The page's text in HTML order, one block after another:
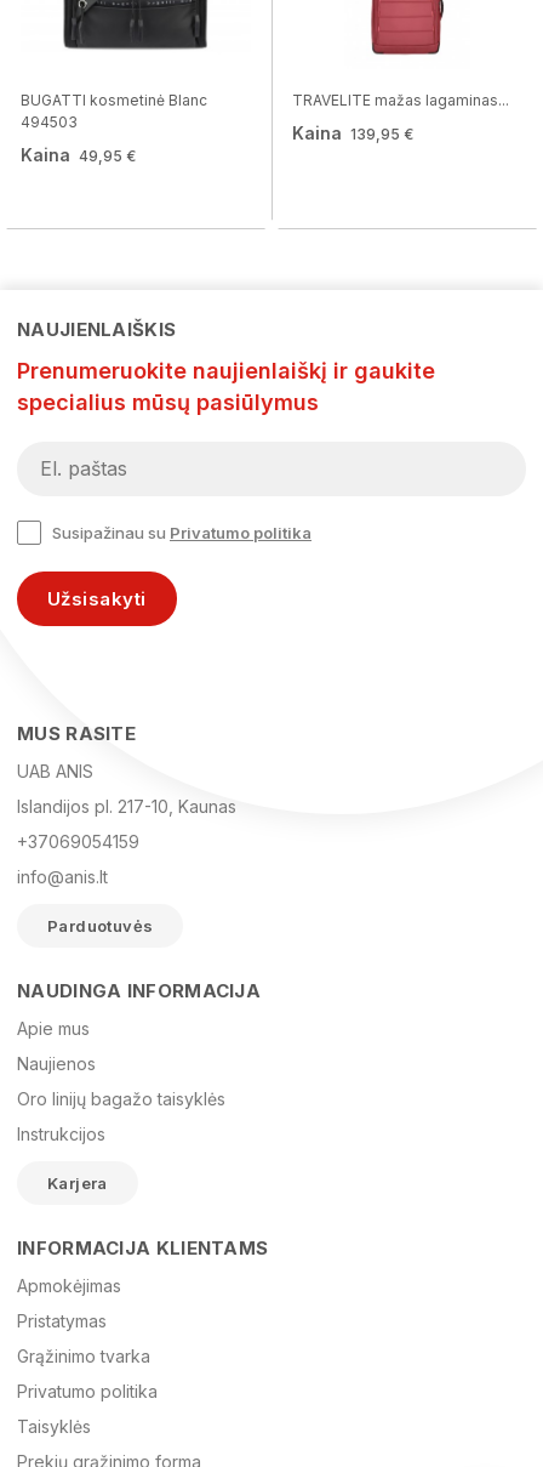
BUGATTI kosmetinė Blanc
494503
Kaina 49,95 €
TRAVELITE mažas lagaminas...
Kaina 139,95 €
El. paštas
Žinutė
NAUJIENLAIŠKIS
Prenumeruokite naujienlaiškį ir gaukite
specialius mūsų pasiūlymus
Susipažinau su Privatumo politika
Užsisakyti
MUS RASITE
UAB ANIS
Islandijos pl. 217-10, Kaunas
+37069054159
info@anis.lt
Parduotuvės
NAUDINGA INFORMACIJA
Apie mus
Naujienos
Oro linijų bagažo taisyklės
Instrukcijos
Karjera
INFORMACIJA KLIENTAMS
Apmokėjimas
Pristatymas
Grąžinimo tvarka
Privatumo politika
Taisyklės
Prekių grąžinimo forma